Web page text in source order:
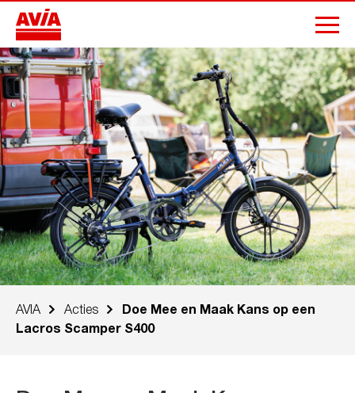
AVIA Acties
Doe Mee en Maak Kans op een
Lacros Scamper S400